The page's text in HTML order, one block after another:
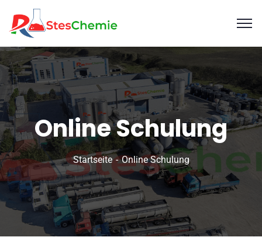
Online Schulung
Startseite Online Schulung